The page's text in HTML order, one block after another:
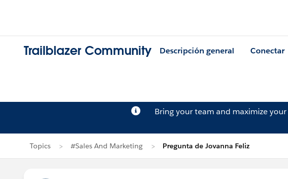
Trailblazer Community Descripción general Conectar
Bring your team and maximize
Topics #Sales And Marketing Pregunta de Jovanna Feliz